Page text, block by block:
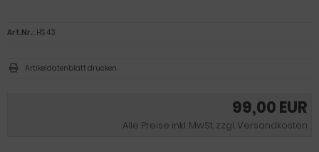
99,00 EUR
Alle Preise inkl. MwSt. zzgl. Versandkosten
Art.Nr.: HS 43
Artikeldatenblatt drucken